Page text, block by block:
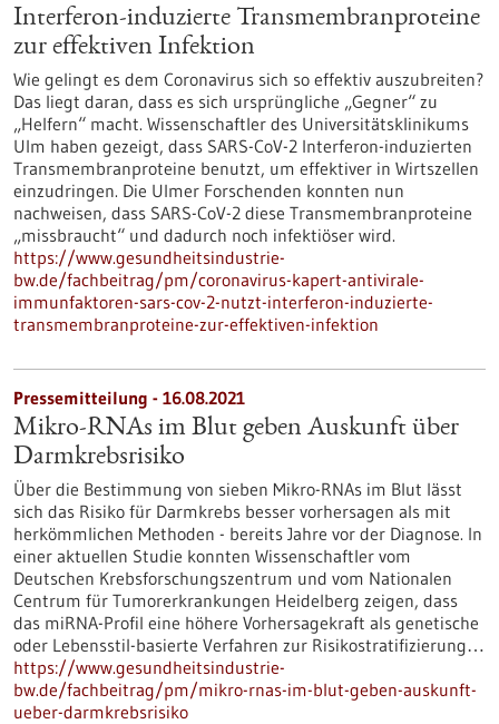
Interferon-induzierte Transmembranproteine
zur effektiven Infektion
Wie gelingt es dem Coronavirus sich so effektiv auszubreiten?
Das liegt daran, dass es sich ursprüngliche „Gegner“ zu
„Helfern“ macht. Wissenschaftler des Universitätsklinikums
Ulm haben gezeigt, dass SARS-CoV-2 Interferon-induzierten
Transmembranproteine benutzt, um effektiver in Wirtszellen
einzudringen. Die Ulmer Forschenden konnten nun
nachweisen, dass SARS-CoV-2 diese Transmembranproteine
„missbraucht“ und dadurch noch infektiöser wird.
https://www.gesundheitsindustrie-
bw.de/fachbeitrag/pm/coronavirus-kapert-antivirale-
immunfaktoren-sars-cov-2-nutzt-interferon-induzierte-
transmembranproteine-zur-effektiven-infektion
Pressemitteilung - 16.08.2021
Mikro-RNAs im Blut geben Auskunft über
Darmkrebsrisiko
Über die Bestimmung von sieben Mikro-RNAs im Blut lässt
sich das Risiko für Darmkrebs besser vorhersagen als mit
herkömmlichen Methoden - bereits Jahre vor der Diagnose. In
einer aktuellen Studie konnten Wissenschaftler vom
Deutschen Krebsforschungszentrum und vom Nationalen
Centrum für Tumorerkrankungen Heidelberg zeigen, dass
das miRNA-Profil eine höhere Vorhersagekraft als genetische
oder Lebensstil-basierte Verfahren zur Risikostratifizierung…
https://www.gesundheitsindustrie-
bw.de/fachbeitrag/pm/mikro-rnas-im-blut-geben-auskunft-
ueber-darmkrebsrisiko